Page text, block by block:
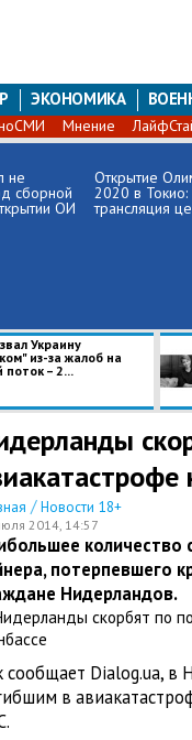
ЭКОНОМИКА
Мнение
не
сборной
ОИ
Открытие
2020 в
трансляция
Украину
из-за жалоб на
– 2...
/ Новости 18+
2014, 14:57
количество
потерпевшего
Нидерландов.
сообщает Dialog.ua, в
в